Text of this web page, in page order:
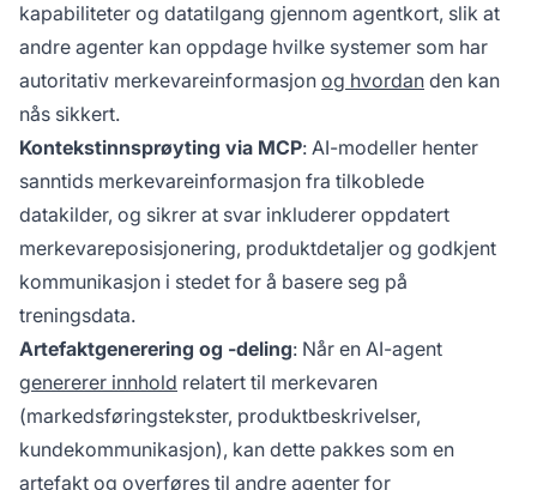
kapabiliteter og datatilgang gjennom agentkort, slik at
andre agenter kan oppdage hvilke systemer som har
autoritativ merkevareinformasjon og hvordan den kan
nås sikkert.
Kontekstinnsprøyting via MCP: AI-modeller henter
sanntids merkevareinformasjon fra tilkoblede
datakilder, og sikrer at svar inkluderer oppdatert
merkevareposisjonering, produktdetaljer og godkjent
kommunikasjon i stedet for å basere seg på
treningsdata.
Artefaktgenerering og -deling: Når en AI-agent
genererer innhold relatert til merkevaren
(markedsføringstekster, produktbeskrivelser,
kundekommunikasjon), kan dette pakkes som en
artefakt og overføres til andre agenter for